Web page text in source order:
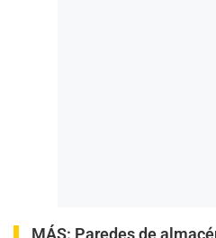
MÁS: Paredes de